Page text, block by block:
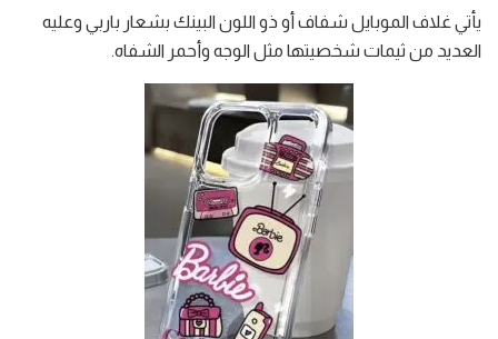
يأتي غلاف الموبايل شفاف أو ذو اللون البينك بشعار باربي وعليه
العديد من ثيمات شخصيتها مثل الوجه وأحمر الشفاه.